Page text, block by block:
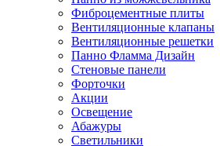
Фиброцементные плиты
Вентиляционные клапаны
Вентиляционные решетки
Панно Фламма Дизайн
Стеновые панели
Форточки
Акции
Освещение
Абажуры
Светильники